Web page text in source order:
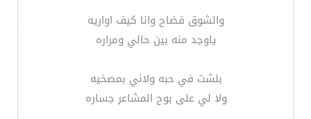
والشوق فضاح وانا كيف اواريه
ياوجد منه بين حالي ومراره
بلشت في حبه ولاني بمصخيه
ولا لي على بوح المشاعر جساره